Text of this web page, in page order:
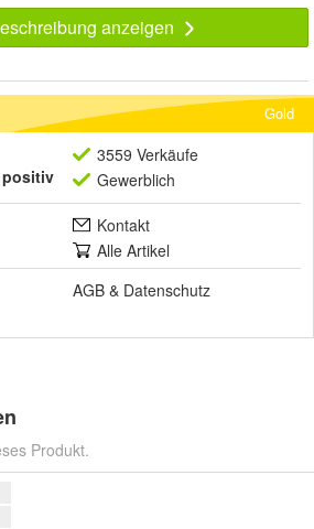
anzeigen
Gold
positiv
3559 Verkäufe
Gewerblich
Kontakt
Alle Artikel
AGB & Datenschutz
Produkt.